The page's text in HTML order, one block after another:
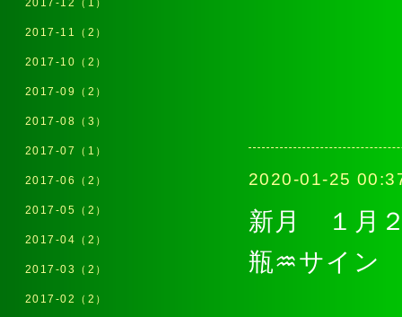
2020-01-25
新月 １月
瓶♒サイン
2017-12（1）
2017-11（2）
2017-10（2）
2017-09（2）
2017-08（3）
2017-07（1）
2017-06（2）
2017-05（2）
2017-04（2）
2017-03（2）
2017-02（2）